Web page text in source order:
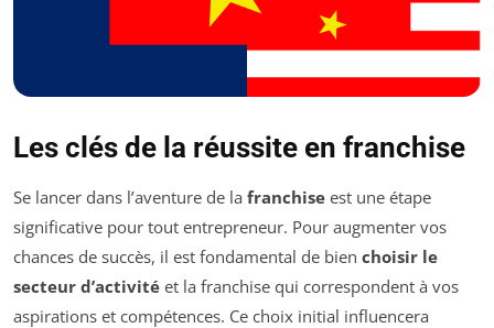
Les clés de la réussite en franchise
Se lancer dans l’aventure de la franchise est une étape
significative pour tout entrepreneur. Pour augmenter vos
chances de succès, il est fondamental de bien choisir le
secteur d’activité et la franchise qui correspondent à vos
aspirations et compétences. Ce choix initial influencera